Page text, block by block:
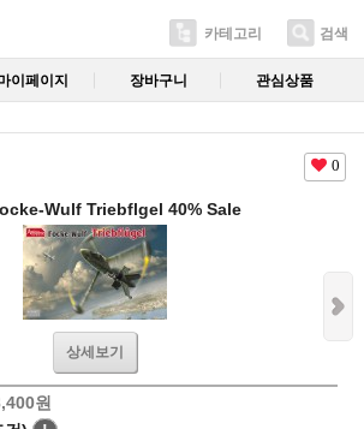
카테고리 검색
이페이지 장바구니 관심상품
0
Wulf Triebflgel 40% Sale
상세보기
원